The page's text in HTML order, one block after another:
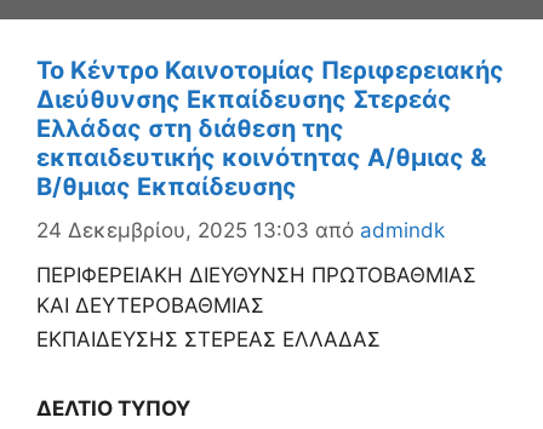
Το Κέντρο Καινοτομίας Περιφερειακής
Διεύθυνσης Εκπαίδευσης Στερεάς
Ελλάδας στη διάθεση της
εκπαιδευτικής κοινότητας Α/θμιας &
Β/θμιας Εκπαίδευσης
24 Δεκεμβρίου, 2025 13:03 από admindk
ΠΕΡΙΦΕΡΕΙΑΚΗ ΔΙΕΥΘΥΝΣΗ ΠΡΩΤΟΒΑΘΜΙΑΣ
ΚΑΙ ΔΕΥΤΕΡΟΒΑΘΜΙΑΣ
ΕΚΠΑΙΔΕΥΣΗΣ ΣΤΕΡΕΑΣ ΕΛΛΑΔΑΣ
ΔΕΛΤΙΟ ΤΥΠΟΥ